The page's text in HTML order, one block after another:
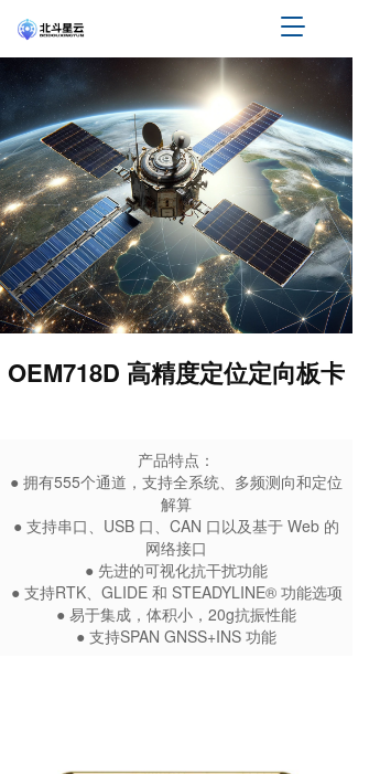
T
l
e
n
a
v
i
g
a
t
i
o
OEM718D 高精度定位定向板卡
产品特点：
● 拥有555个通道，支持全系统、多频测向和定位
解算
● 支持串口、USB 口、CAN 口以及基于 Web 的
网络接口
● 先进的可视化抗干扰功能
● 支持RTK、GLIDE 和 STEADYLINE® 功能选项
● 易于集成，体积小，20g抗振性能
● 支持SPAN GNSS+INS 功能